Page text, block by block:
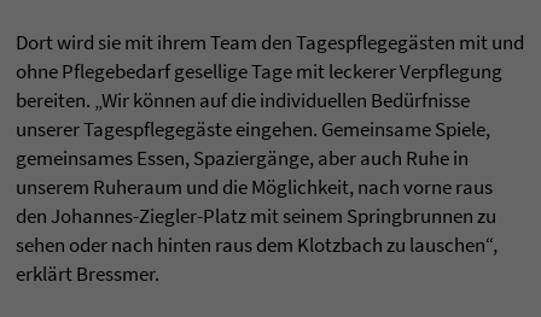
Dort wird sie mit ihrem Team den Tagespflegegästen mit und
ohne Pflegebedarf gesellige Tage mit leckerer Verpflegung
bereiten. „Wir können auf die individuellen Bedürfnisse
unserer Tagespflegegäste eingehen. Gemeinsame Spiele,
gemeinsames Essen, Spaziergänge, aber auch Ruhe in
unserem Ruheraum und die Möglichkeit, nach vorne raus
den Johannes-Ziegler-Platz mit seinem Springbrunnen zu
sehen oder nach hinten raus dem Klotzbach zu lauschen“,
erklärt Bressmer.